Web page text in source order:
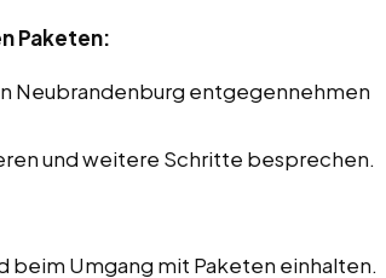
Paketen:
Neubrandenburg entgegennehmen
und weitere Schritte besprechen.
beim Umgang mit Paketen einhalten.